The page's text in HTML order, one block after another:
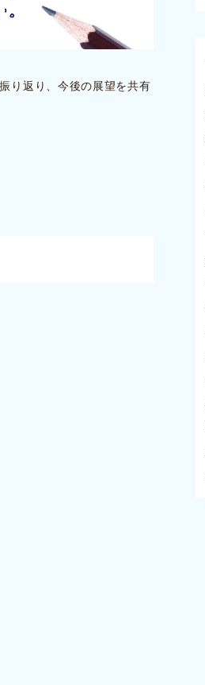
り返り、今後の展望を共有